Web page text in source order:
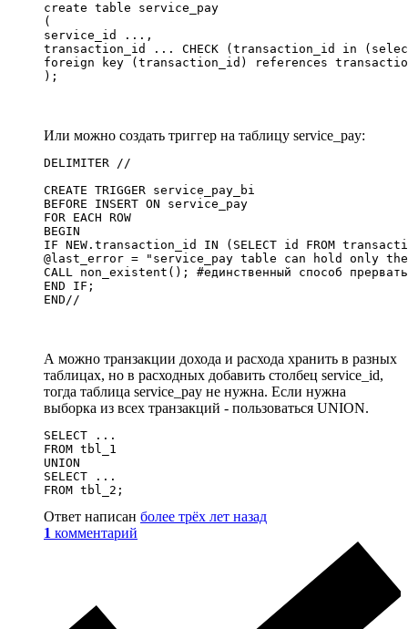
create table service_pay
(
service_id ...,
transaction_id ... CHECK (transaction_id in
foreign key (transaction_id) references
);
Или можно создать триггер на таблицу service_pay:
DELIMITER //
CREATE TRIGGER service_pay_bi
BEFORE INSERT ON service_pay
FOR EACH ROW
BEGIN
IF NEW.transaction_id IN (SELECT id FROM
@last_error = "service_pay table can hold only
CALL non_existent(); #единственный способ
END IF;
END//
А можно транзакции дохода и расхода хранить в разных
таблицах, но в расходных добавить столбец service_id,
тогда таблица service_pay не нужна. Если нужна
выборка из всех транзакций - пользоваться UNION.
SELECT ...
FROM tbl_1
UNION
SELECT ...
FROM tbl_2;
Ответ написан более трёх лет назад
1 комментарий